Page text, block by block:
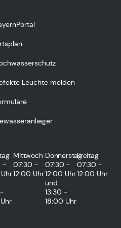
Leuchte melden
-
Mittwoch
07:30 -
12:00 Uhr
Donnerstag
07:30 -
12:00 Uhr
und
13:30 -
18:00 Uhr
Freitag
07:30 -
12:00 Uhr